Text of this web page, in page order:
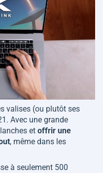
valises (ou plutôt ses
Avec une grande
et offrir une
, même dans les
à seulement 500